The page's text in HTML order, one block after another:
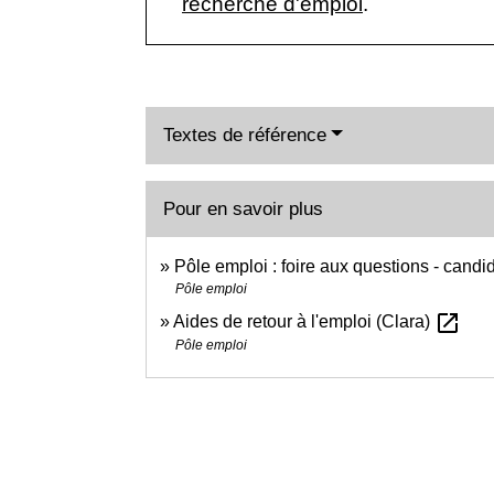
Textes de référence
Pour en savoir plus
Pôle emploi : foire aux questions -
Pôle emploi
Aides de retour à l'emploi (Clara) open_in_new
Pôle emploi